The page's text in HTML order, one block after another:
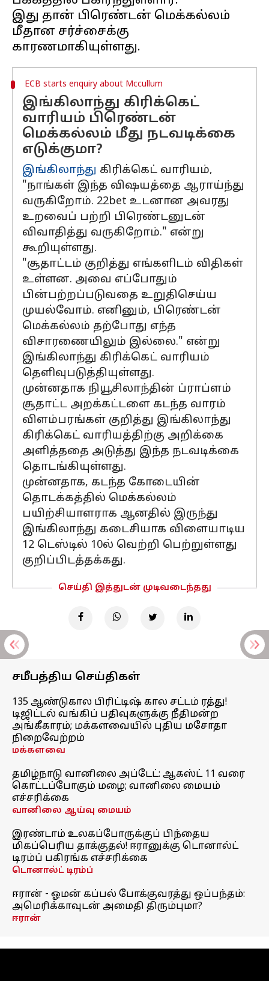
இது தான் பிரெண்டன் மெக்கல்லம்
மீதான சர்ச்சைக்கு
ECB starts enquiry about Mccullum
இங்கிலாந்து கிரிக்கெட்
வாரியம் பிரெண்டன்
மெக்கல்லம் மீது நடவடிக்கை
எடுக்குமா?
இங்கிலாந்து கிரிக்கெட் வாரியம்,
"நாங்கள் இந்த விஷயத்தை ஆராய்ந்து
வருகிறோம். 22bet உடனான அவரது
உறவைப் பற்றி பிரெண்டனுடன்
விவாதித்து வருகிறோம்." என்று
கூறியுள்ளது.
"சூதாட்டம் குறித்து எங்களிடம் விதிகள்
உள்ளன. அவை எப்போதும்
பின்பற்றப்படுவதை உறுதிசெய்ய
முயல்வோம். எனினும், பிரெண்டன்
மெக்கல்லம் தற்போது எந்த
விசாரணையிலும் இல்லை." என்று
இங்கிலாந்து கிரிக்கெட் வாரியம்
தெளிவுபடுத்தியுள்ளது.
முன்னதாக நியூசிலாந்தின் ப்ராப்ளம்
சூதாட்ட அறக்கட்டளை கடந்த வாரம்
விளம்பரங்கள் குறித்து இங்கிலாந்து
கிரிக்கெட் வாரியத்திற்கு அறிக்கை
அளித்ததை அடுத்து இந்த நடவடிக்கை
தொடங்கியுள்ளது.
முன்னதாக, கடந்த கோடையின்
தொடக்கத்தில் மெக்கல்லம்
பயிற்சியாளராக ஆனதில் இருந்து
இங்கிலாந்து கடைசியாக விளையாடிய
12 டெஸ்டில் 10ல் வெற்றி பெற்றுள்ளது
குறிப்பிடத்தக்கது.
செய்தி இத்துடன் முடிவடைந்தது
சமீபத்திய செய்திகள்
135 ஆண்டுகால பிரிட்டிஷ் கால சட்டம் ரத்து!
டிஜிட்டல் வங்கிப் பதிவுகளுக்கு நீதிமன்ற
அங்கீகாரம்; மக்களவையில் புதிய மசோதா
நிறைவேற்றம்
மக்களவை
தமிழ்நாடு வானிலை அப்டேட்: ஆகஸ்ட் 11 வரை
கொட்டப்போகும் மழை; வானிலை மையம்
எச்சரிக்கை
வானிலை ஆய்வு மையம்
இரண்டாம் உலகப்போருக்குப் பிந்தைய
மிகப்பெரிய தாக்குதல்! ஈரானுக்கு டொனால்ட்
டிரம்ப் பகிரங்க எச்சரிக்கை
டொனால்ட் டிரம்ப்
ஈரான் - ஓமன் கப்பல் போக்குவரத்து ஒப்பந்தம்:
அமெரிக்காவுடன் அமைதி திரும்புமா?
ஈரான்